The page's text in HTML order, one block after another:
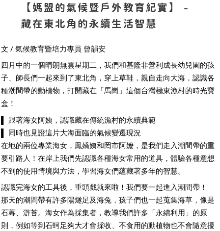
【媽盟的氣候暨戶外教育紀實】 -
藏在東北角的永續生活智慧
文 / 氣候教育暨培力專員 曾韻安
四月中的一個晴朗無雲星期二，我們和基隆非營利成長幼兒園的孩
子、師長們一起來到了東北角，穿上草鞋，親自走向大海，認識各
種潮間帶的動植物，打開藏在「馬崗」這個台灣極東漁村的時光寶
盒！
▌ 跟著海女阿姨，認識藏在傳統漁村的永續典範
▌ 同時也見證這片大海面臨的氣候變遷現況
在地的兩位專業海女，鳳嬌姨和罔市阿嬤，是我們走入潮間帶的重
要引路人！在岸上我們先認識各種海女常用的道具，體驗各種意想
不到的使用情境與方法，學習海女們蘊藏著多年的智慧。
認識完海女的工具後，重頭戲就來啦！我們要一起進入潮間帶！
那天的潮間帶有許多陽燧足及海兔，孩子們也一起蒐集海草，像是
石蓴、滸苔。海女作為採集者，教導我們許多「永續利用」的原
則，例如等到石蚵足夠大才會採收、不食用的動植物也不會隨意擾